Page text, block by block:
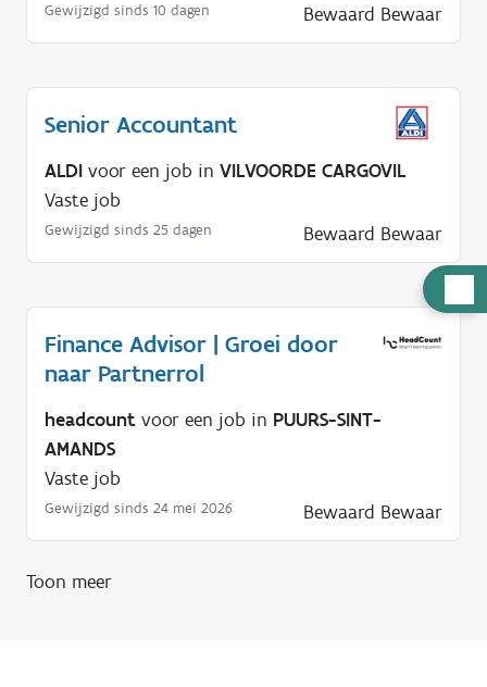
u
l
g
Gewijzigd sinds 10 dagen Bewaard Bewaar
Senior Accountant
ALDI voor een job in VILVOORDE CARGOVIL
Vaste job
Gewijzigd sinds 25 dagen Bewaard Bewaar
Finance Advisor | Groei door
naar Partnerrol
headcount voor een job in PUURS-SINT-
AMANDS
Vaste job
Gewijzigd sinds 24 mei 2026 Bewaard Bewaar
Toon meer